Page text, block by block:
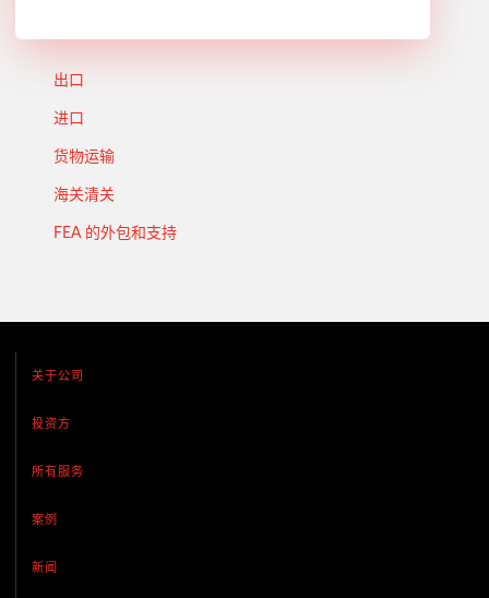
出口
进口
货物运输
海关清关
FEA 的外包和支持
关于公司
投资方
所有服务
案例
新闻